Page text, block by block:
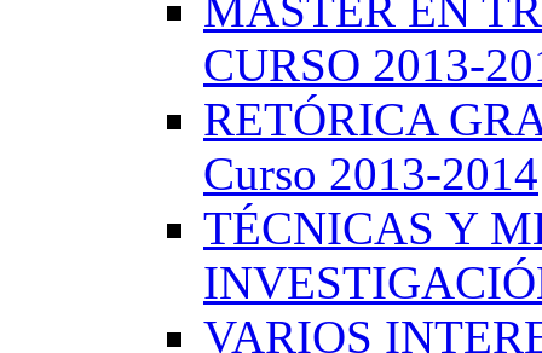
MASTER EN
CURSO 2013-
RETÓRICA
Curso 2013-2014
TÉCNICAS Y
VARIOS